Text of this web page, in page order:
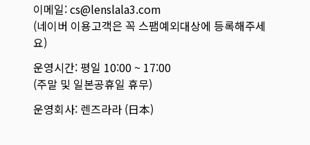
이메일: cs@lenslala3.com
(네이버 이용고객은 꼭 스팸예외대상에 등록해주세
요)
운영시간: 평일 10:00 ~ 17:00
(주말 및 일본공휴일 휴무)
운영회사: 렌즈라라 (日本)